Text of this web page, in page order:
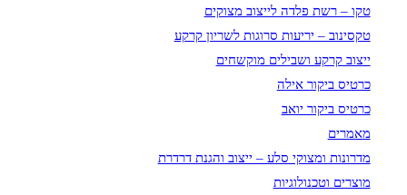
טקו – רשת פלדה לייצוב מצוקים
טקסינוב – יריעות סרוגות לשריון קרקע
ייצוב קרקע ושבילים מוקשחים
כרטיס ביקור אילה
כרטיס ביקור יואב
מאמרים
מדרונות ומצוקי סלע – ייצוב והגנת דרדרת
מוצרים וטכנולוגיות